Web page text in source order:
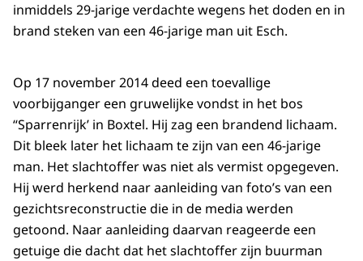
inmiddels 29-jarige verdachte wegens het doden en in
brand steken van een 46-jarige man uit Esch.
Op 17 november 2014 deed een toevallige
voorbijganger een gruwelijke vondst in het bos
“Sparrenrijk’ in Boxtel. Hij zag een brandend lichaam.
Dit bleek later het lichaam te zijn van een 46-jarige
man. Het slachtoffer was niet als vermist opgegeven.
Hij werd herkend naar aanleiding van foto’s van een
gezichtsreconstructie die in de media werden
getoond. Naar aanleiding daarvan reageerde een
getuige die dacht dat het slachtoffer zijn buurman